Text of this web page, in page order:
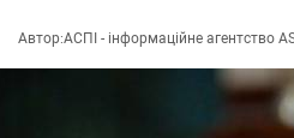
Автор:АСПІ - інформаційне агентство